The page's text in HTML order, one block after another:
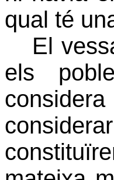
qual té
El
els